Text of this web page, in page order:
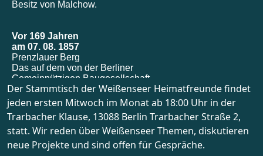
Der Stammtisch der Weißenseer Heimatfreunde findet
jeden ersten Mitwoch im Monat ab 18:00 Uhr in der
Trarbacher Klause, 13088 Berlin Trarbacher Straße 2,
statt. Wir reden über Weißenseer Themen, diskutieren
neue Projekte und sind offen für Gespräche.